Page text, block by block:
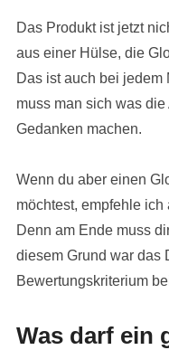
Das Produkt ist jetzt
aus einer Hülse, die
Das ist auch bei jedem
muss man sich was
Gedanken machen.
Wenn du aber einen
möchtest, empfehle
Denn am Ende muss
diesem Grund war das
Bewertungskriterium
Was darf ein